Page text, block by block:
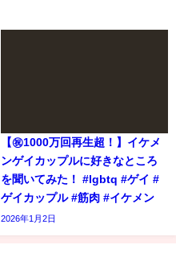
【㊗️1000万回再生超！】イケメ
ンゲイカップルに好きなところ
を聞いてみた！ #lgbtq #ゲイ #
ゲイカップル #筋肉 #イケメン
2026年1月2日